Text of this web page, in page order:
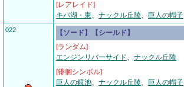
[レアレイド]
キバ湖・東、 ナックル丘陵、 巨人の帽子
022
【ソード】【シールド】
[ランダム]
エンジンリバーサイド、 ナックル丘陵
[徘徊シンボル]
巨人の鏡池、 ナックル丘陵、
巨人の帽子